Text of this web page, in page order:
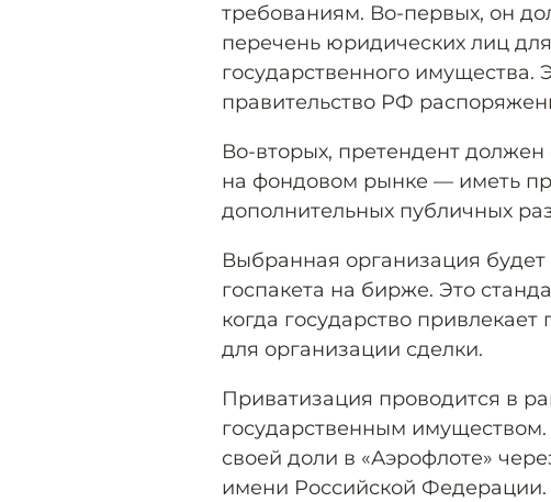
требованиям. Во-первых, он
перечень юридических лиц
государственного имущества.
правительство РФ
Во-вторых, претендент
на фондовом рынке — иметь
дополнительных публичных
Выбранная организация
госпакета на бирже. Это
когда государство
для организации сделки.
Приватизация проводится в
государственным имуществом.
своей доли в «Аэрофлоте»
имени Российской Федерации.